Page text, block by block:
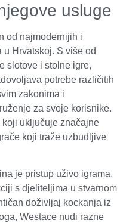
usluge
od najmodernijih i
Hrvatskoj. S više od
slotove i stolne igre,
potrebe različitih
zakonima i
za svoje korisnike.
uključuje značajne
koji traže uzbudljive
je pristup uživo igrama,
s djeliteljima u stvarnom
doživljaj kockanja iz
Westace nudi razne